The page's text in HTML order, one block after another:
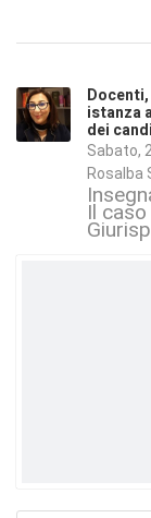
istanza
dei
Sabato,
Rosalba
Il